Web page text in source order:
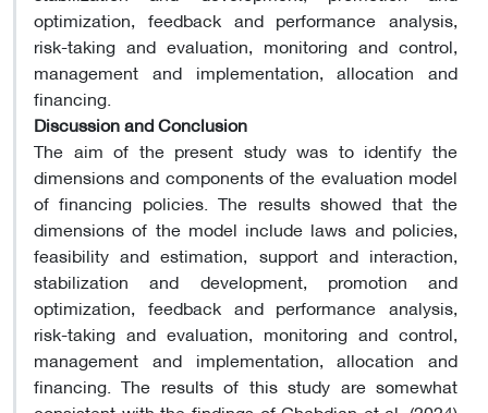
optimization, feedback and performance analysis,
risk-taking and evaluation, monitoring and control,
management and implementation, allocation and
financing.
Discussion and Conclusion
The aim of the present study was to identify the
dimensions and components of the evaluation model
of financing policies. The results showed that the
dimensions of the model include laws and policies,
feasibility and estimation, support and interaction,
stabilization and development, promotion and
optimization, feedback and performance analysis,
risk-taking and evaluation, monitoring and control,
management and implementation, allocation and
financing. The results of this study are somewhat